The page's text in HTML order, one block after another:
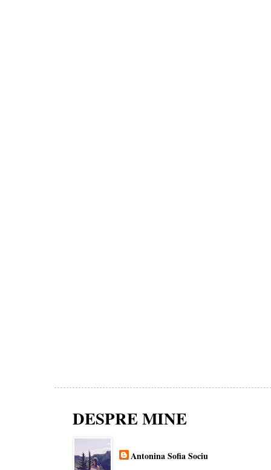
DESPRE MINE
Antonina Sofia Sociu